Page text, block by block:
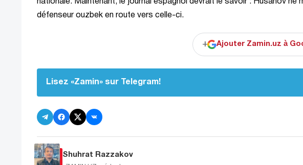
défenseur ouzbek en route vers celle-ci.
+ Ajouter Zamin.uz à
Lisez «Zamin» sur Telegram!
Shuhrat Razzakov